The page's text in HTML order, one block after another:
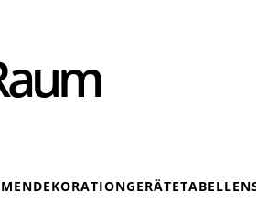
DEKORATIONGERÄTETABELLEN